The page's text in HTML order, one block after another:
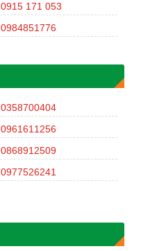
0915 171 053
0984851776
0358700404
0961611256
0868912509
0977526241